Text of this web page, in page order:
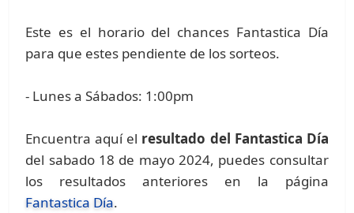
Este es el horario del chances Fantastica Día
para que estes pendiente de los sorteos.
- Lunes a Sábados: 1:00pm
Encuentra aquí el resultado del Fantastica Día
del sabado 18 de mayo 2024, puedes consultar
los resultados anteriores en la página
Fantastica Día.